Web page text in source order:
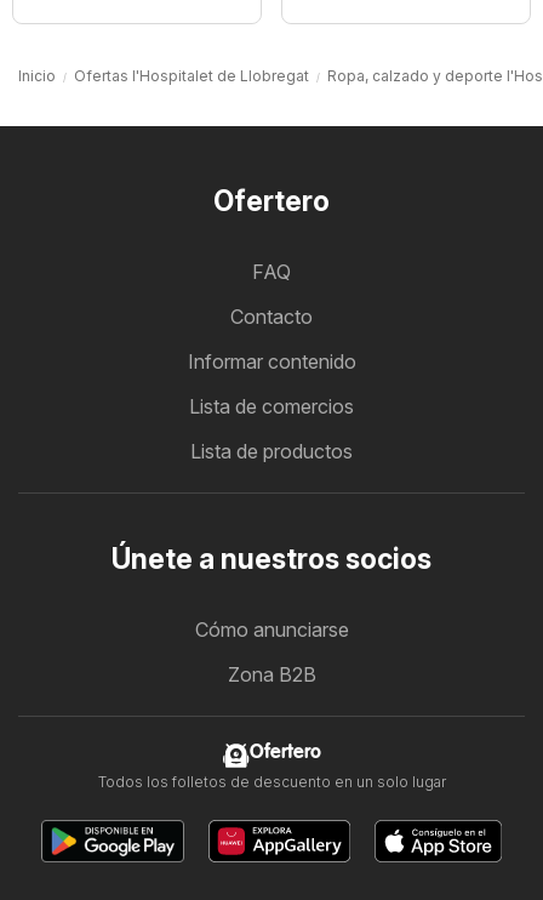
Inicio Ofertas l'Hospitalet de Llobregat Ropa, calzado y deporte
Ofertero
FAQ
Contacto
Informar contenido
Lista de comercios
Lista de productos
Únete a nuestros socios
Cómo anunciarse
Zona B2B
Ofertero
Todos los folletos de descuento en un solo lugar